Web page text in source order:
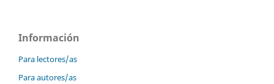
Información
Para lectores/as
Para autores/as